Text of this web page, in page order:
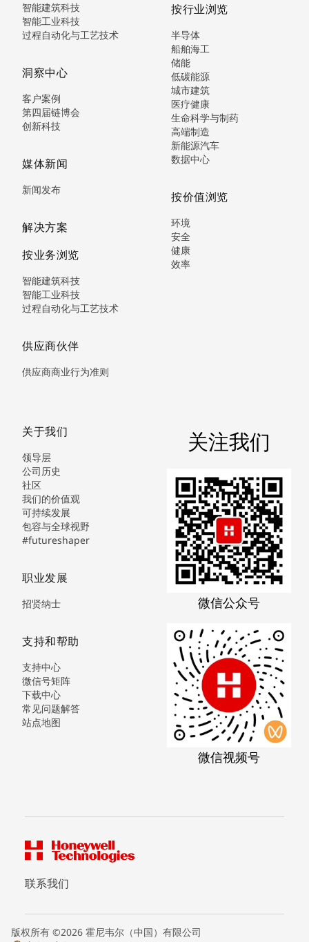
智能建筑科技
智能工业科技
过程自动化与工艺技术
洞察中心
客户案例
第四届链博会
创新科技
媒体新闻
新闻发布
解决方案
按业务浏览
智能建筑科技
智能工业科技
过程自动化与工艺技术
供应商伙伴
供应商商业行为准则
按行业浏览
半导体
船舶海工
储能
低碳能源
城市建筑
医疗健康
生命科学与制药
高端制造
新能源汽车
数据中心
按价值浏览
环境
安全
健康
效率
关于我们
领导层
公司历史
社区
我们的价值观
可持续发展
包容与全球视野
#futureshaper
职业发展
招贤纳士
支持和帮助
支持中心
微信号矩阵
下载中心
常见问题解答
站点地图
关注我们
微信公众号
微信视频号
联系我们
版权所有 ©2026 霍尼韦尔（中国）有限公司